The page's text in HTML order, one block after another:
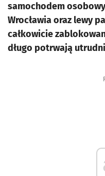
samochodem
Wrocławia oraz lewy
całkowicie
długo potrwają